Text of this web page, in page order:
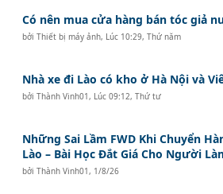
Có nên mua cửa hàng bán tóc giả
bởiThiết bị máy ảnh, Lúc 10:29, Thứ năm
Nhà xe đi Lào có kho ở Hà Nội và
bởiThành Vinh01, Lúc 09:12, Thứ tư
Những Sai Lầm FWD Khi Chuyển
Lào – Bài Học Đắt Giá Cho Người
bởiThành Vinh01, 1/8/26